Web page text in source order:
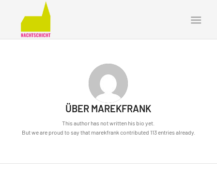
ÜBER MAREKFRANK
This author has not written his bio yet.
But we are proud to say that marekfrank contributed 113 entries already.